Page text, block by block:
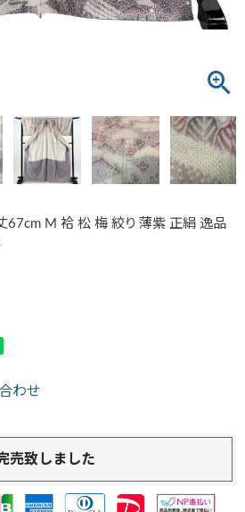
67cm M 袷 松 梅 絞り 薄紫 正絹 逸品
わせ
売致しました